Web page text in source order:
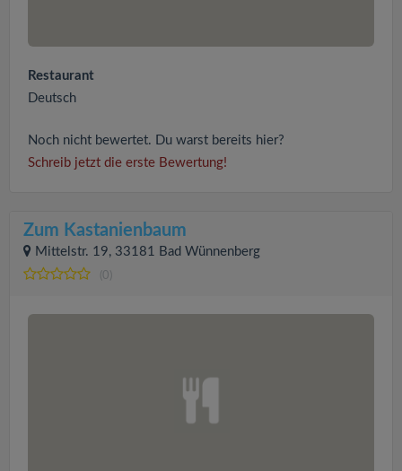
Restaurant
Deutsch
Noch nicht bewertet. Du warst bereits hier?
Schreib jetzt die erste Bewertung!
Zum Kastanienbaum
Mittelstr. 19, 33181 Bad Wünnenberg
(0)